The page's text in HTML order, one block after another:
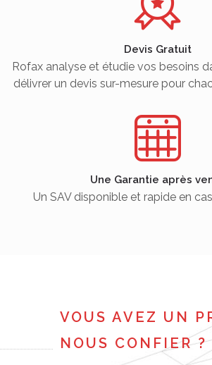
Devis Gratuit
Rofax analyse et étudie vos besoins
délivrer un devis sur-mesure pour
Une Garantie après
Un SAV disponible et rapide en
VOUS AVEZ UN
NOUS CONFIER ?